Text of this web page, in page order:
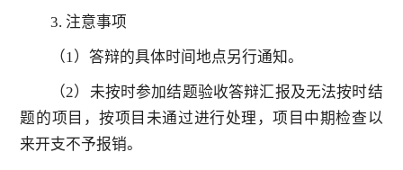
3. 注意事项
（1）答辩的具体时间地点另行通知。
（2）未按时参加结题验收答辩汇报及无法按时结
题的项目，按项目未通过进行处理，项目中期检查以
来开支不予报销。